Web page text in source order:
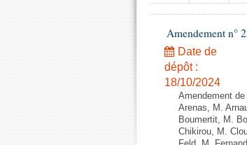
Amendement n°
Date de
dépôt :
18/10/2024
Amendement
Arenas, M.
Boumertit, M.
Chikirou, M.